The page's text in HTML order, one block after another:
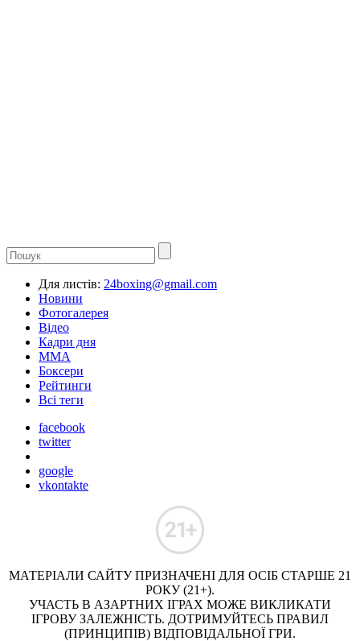
Для листів: 24boxing@gmail.com
Новини
Фотогалерея
Відео
Кадри дня
ММА
Боксери
Рейтинги
Всі теги
facebook
twitter
google
vkontakte
МАТЕРІАЛИ САЙТУ ПРИЗНАЧЕНІ ДЛЯ ОСІБ СТАРШЕ 21
РОКУ (21+).
УЧАСТЬ В АЗАРТНИХ ІГРАХ МОЖЕ ВИКЛИКАТИ
ІГРОВУ ЗАЛЕЖНІСТЬ. ДОТРИМУЙТЕСЬ ПРАВИЛ
(ПРИНЦИПІВ) ВІДПОВІДАЛЬНОЇ ГРИ.